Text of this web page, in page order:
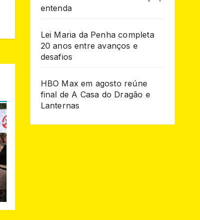
entenda
Lei Maria da Penha completa
20 anos entre avanços e
desafios
HBO Max em agosto reúne
final de A Casa do Dragão e
Lanternas